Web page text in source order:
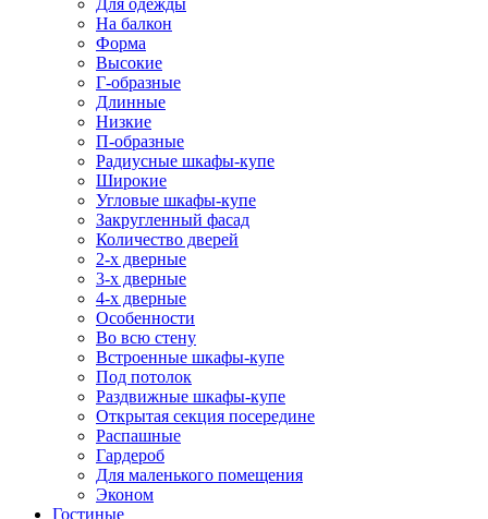
Для одежды
На балкон
Форма
Высокие
Г-образные
Длинные
Низкие
П-образные
Радиусные шкафы-купе
Широкие
Угловые шкафы-купе
Закругленный фасад
Количество дверей
2-х дверные
3-х дверные
4-х дверные
Особенности
Во всю стену
Встроенные шкафы-купе
Под потолок
Раздвижные шкафы-купе
Открытая секция посередине
Распашные
Гардероб
Для маленького помещения
Эконом
Гостиные